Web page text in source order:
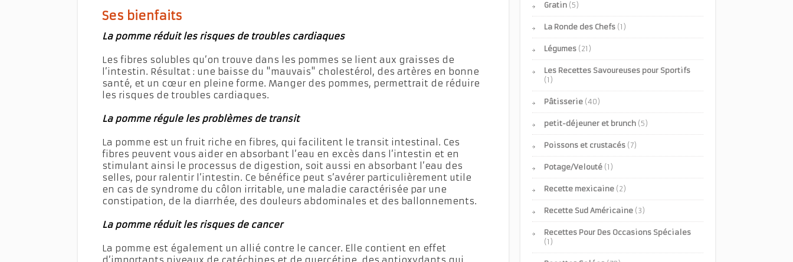
Ses bienfaits
La pomme réduit les risques de troubles cardiaques
Les fibres solubles qu’on trouve dans les pommes se lient aux graisses de
l’intestin. Résultat : une baisse du "mauvais" cholestérol, des artères en bonne
santé, et un cœur en pleine forme. Manger des pommes, permettrait de réduire
les risques de troubles cardiaques.
La pomme régule les problèmes de transit
La pomme est un fruit riche en fibres, qui facilitent le transit intestinal. Ces
fibres peuvent vous aider en absorbant l’eau en excès dans l’intestin et en
stimulant ainsi le processus de digestion, soit aussi en absorbant l’eau des
selles, pour ralentir l’intestin. Ce bénéfice peut s’avérer particulièrement utile
en cas de syndrome du côlon irritable, une maladie caractérisée par une
constipation, de la diarrhée, des douleurs abdominales et des ballonnements.
La pomme réduit les risques de cancer
La pomme est également un allié contre le cancer. Elle contient en effet
Gratin (5)
La Ronde des Chefs (1)
Légumes (21)
Les Recettes Savoureuses pour Sportifs
(1)
Pâtisserie (40)
petit-déjeuner et brunch (5)
Poissons et crustacés (7)
Potage/Velouté (1)
Recette mexicaine (2)
Recette Sud Américaine (3)
Recettes Pour Des Occasions Spéciales
(1)